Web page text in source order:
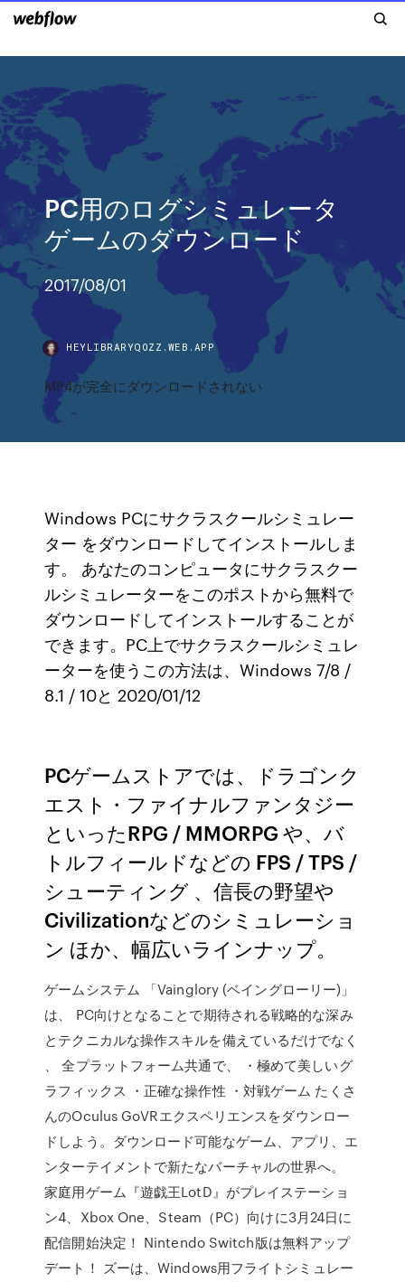
PC用のログシミュレータ
ゲームのダウンロード
2017/08/01
HEYLIBRARYQOZZ.WEB.APP
MP4が完全にダウンロードされない
Windows PCにサクラスクールシミュレー
ター をダウンロードしてインストールしま
す。 あなたのコンピュータにサクラスクー
ルシミュレーターをこのポストから無料で
ダウンロードしてインストールすることが
できます。PC上でサクラスクールシミュレ
ーターを使うこの方法は、Windows 7/8 /
8.1 / 10と 2020/01/12
PCゲームストアでは、ドラゴンク
エスト・ファイナルファンタジー
といったRPG / MMORPG や、バ
トルフィールドなどの FPS / TPS /
シューティング 、信長の野望や
Civilizationなどのシミュレーショ
ン ほか、幅広いラインナップ。
ゲームシステム 「Vainglory (ベイングローリー)」
は、 PC向けとなることで期待される戦略的な深み
とテクニカルな操作スキルを備えているだけでなく
、 全プラットフォーム共通で、 ・極めて美しいグ
ラフィックス ・正確な操作性 ・対戦ゲーム たくさ
んのOculus GoVRエクスペリエンスをダウンロー
ドしよう。ダウンロード可能なゲーム、アプリ、エ
ンターテイメントで新たなバーチャルの世界へ。
家庭用ゲーム『遊戯王LotD』がプレイステーショ
ン4、Xbox One、Steam（PC）向けに3月24日に
配信開始決定！ Nintendo Switch版は無料アップ
デート！ ズーは、Windows用フライトシミュレー